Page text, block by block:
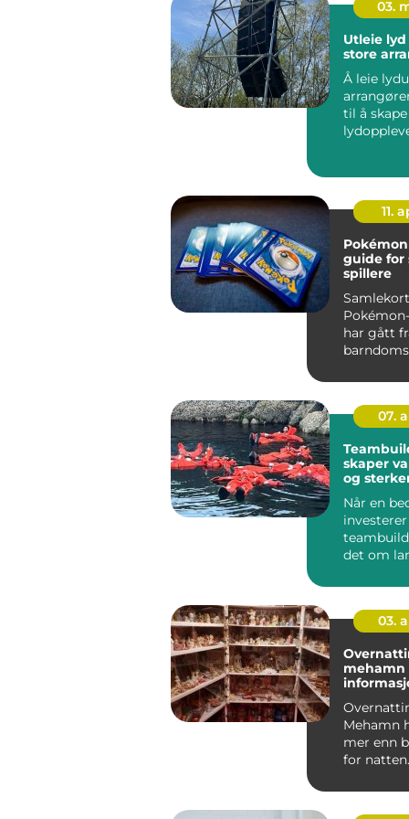
03.
Utleie
store
Å leie
til å
11.
guide for
spillere
har gått
07.
skaper
og
Når en
det om
borte fra
03.
mehamn praktisk
Mehamn
mer enn
for
nordøst i